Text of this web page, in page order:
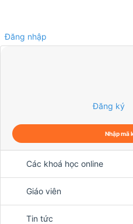
Đăng nhập
Đăng ký
Nhập mã
Các khoá học online
Giáo viên
Tin tức